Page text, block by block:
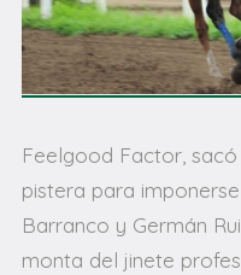
Feelgood Factor,
pistera para
Barranco y Germán
monta del jinete